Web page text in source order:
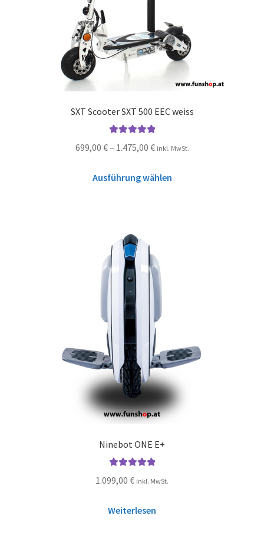
SXT Scooter SXT 500 EEC weiss
von 5
699,00 €– 1.475,00 € inkl. MwSt.
Ausführung wählen
Ninebot ONE E+
5.00
1.099,00 € inkl. MwSt.
Weiterlesen